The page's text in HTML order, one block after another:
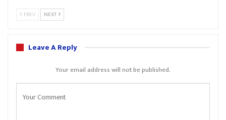
PREV NEXT
Leave A Reply
Your email address will not be published.